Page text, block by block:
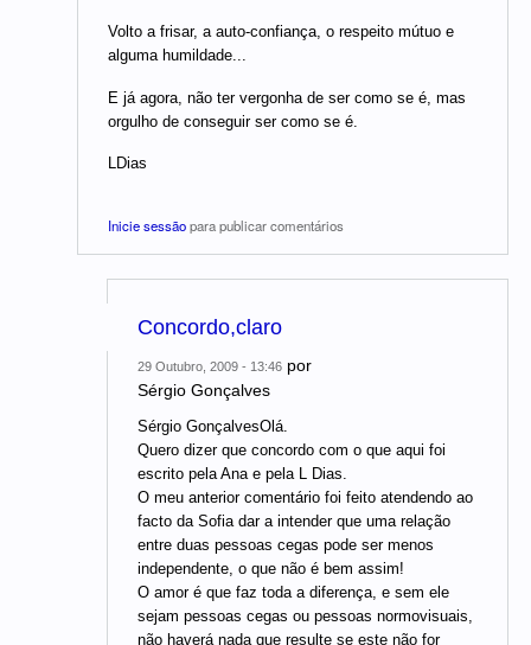
Volto a frisar, a auto-confiança, o respeito mútuo e
alguma humildade...
E já agora, não ter vergonha de ser como se é, mas
orgulho de conseguir ser como se é.
LDias
Inicie sessãopara publicar comentários
Concordo,claro
29 Outubro, 2009 - 13:46 por
Sérgio Gonçalves
Sérgio GonçalvesOlá.
Quero dizer que concordo com o que aqui foi
escrito pela Ana e pela L Dias.
O meu anterior comentário foi feito atendendo ao
facto da Sofia dar a intender que uma relação
entre duas pessoas cegas pode ser menos
independente, o que não é bem assim!
O amor é que faz toda a diferença, e sem ele
sejam pessoas cegas ou pessoas normovisuais,
não haverá nada que resulte se este não for